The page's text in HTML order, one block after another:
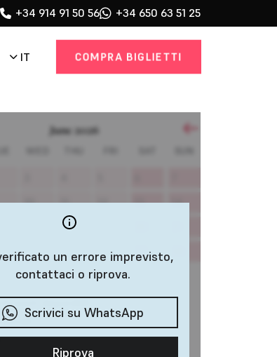
+34 914 91 50 56 +34 650 63 51 25
IT COMPRA BIGLIETTI